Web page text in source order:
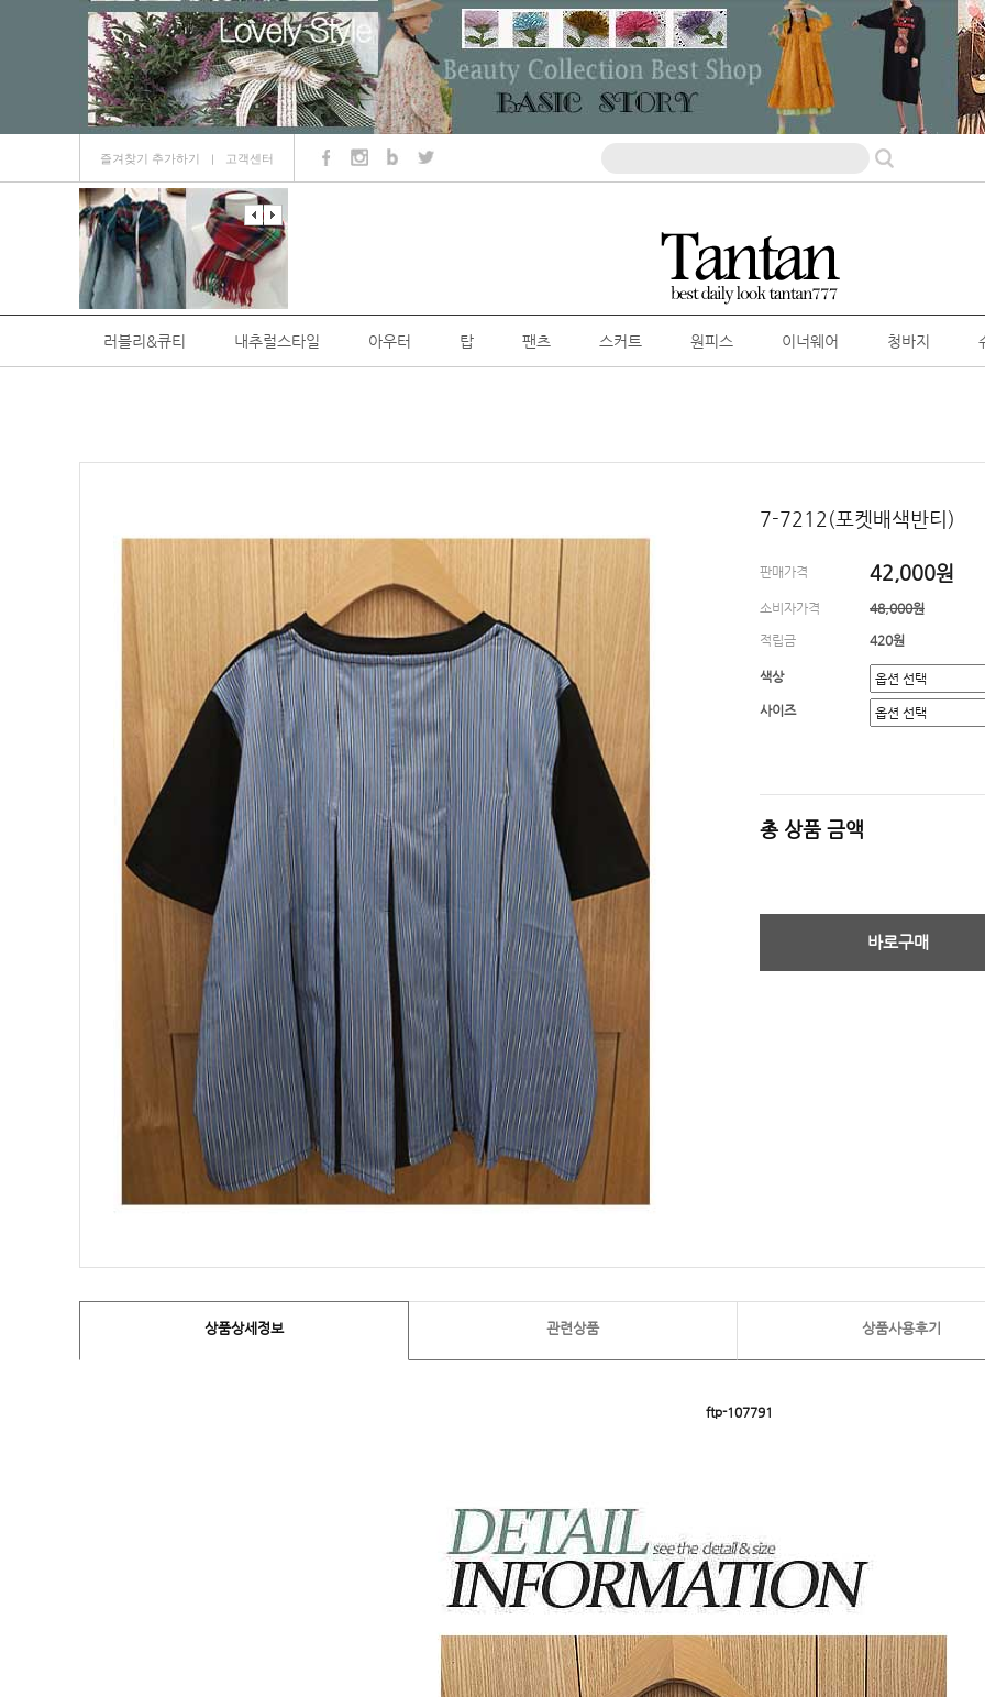
즐겨찾기 추가하기 ㅣ 고객센터
러블리&큐티 내추럴스타일 아우터 탑 팬츠 스커트 원피스 이너웨어 청바지
7-7212(포켓배색반티)
판매가격 42,000원
소비자가격 48,000원
적립금 420원
색상
사이즈
총 상품 금액
바로구매
상품상세정보 관련상품 상품사용후기
ftp- 107791